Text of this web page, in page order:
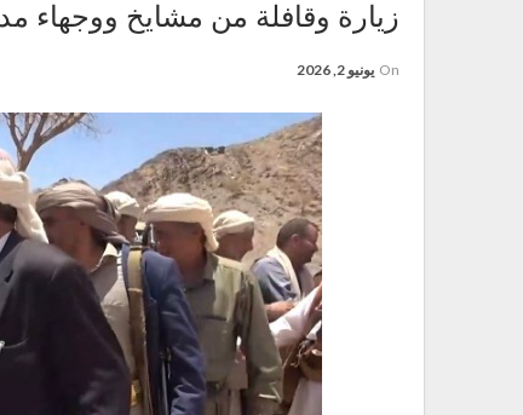
زيارة وقافلة من مشايخ ووجهاء
On يونيو 2, 2026